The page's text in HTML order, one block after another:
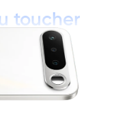
toucher